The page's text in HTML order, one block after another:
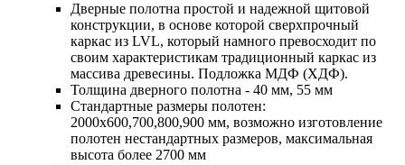
Дверные полотна простой и надежной щитовой
конструкции, в основе которой сверхпрочный
каркас из LVL, который намного превосходит по
своим характеристикам традиционный каркас из
массива древесины. Подложка МДФ (ХДФ).
Толщина дверного полотна - 40 мм, 55 мм
Стандартные размеры полотен:
2000x600,700,800,900 мм, возможно изготовление
полотен нестандартных размеров, максимальная
высота более 2700 мм